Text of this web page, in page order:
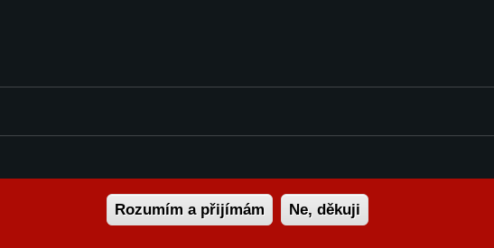
Rozumím a přijímám Ne, děkuji